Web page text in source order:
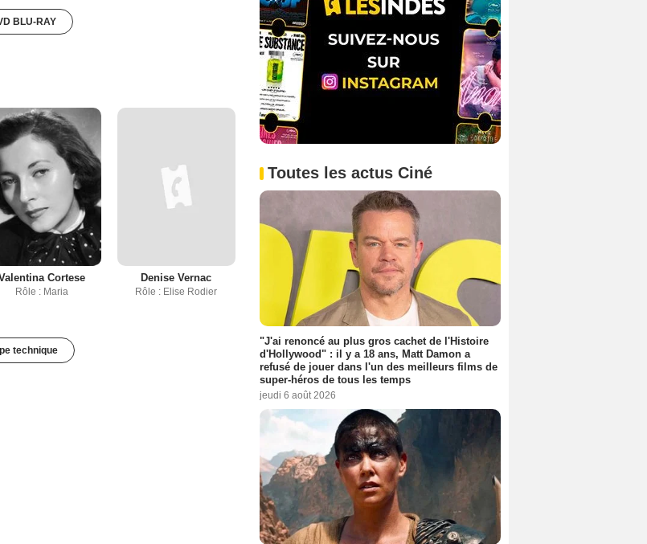
BLU-RAY
Cortese
Rôle : Maria
Denise Vernac
Rôle : Elise Rodier
technique
Toutes les actus Ciné
"J'ai renoncé au plus gros cachet de l'Histoire
d'Hollywood" : il y a 18 ans, Matt Damon a
refusé de jouer dans l'un des meilleurs films de
super-héros de tous les temps
jeudi 6 août 2026